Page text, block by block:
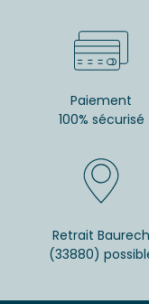
Paiement
100% sécurisé
Retrait Baurech
(33880)